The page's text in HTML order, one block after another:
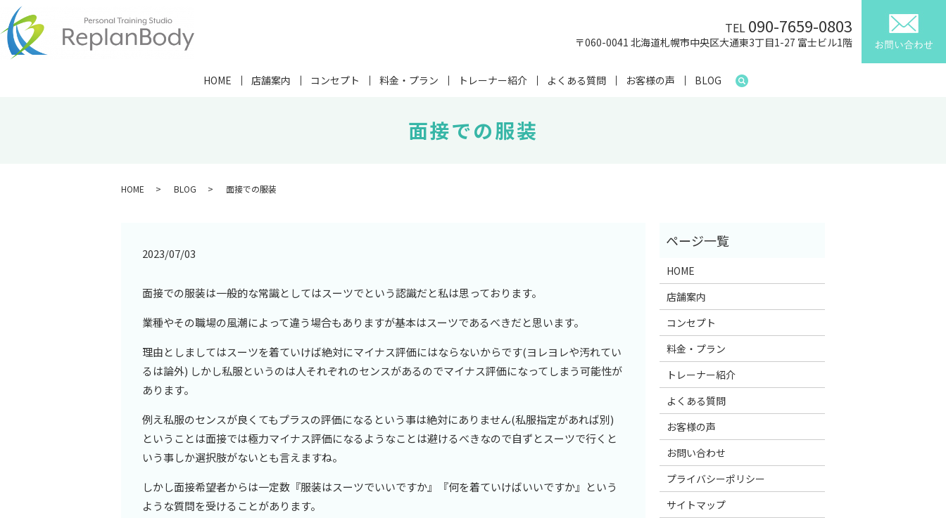
HOME 店舗案内 コンセプト 料金・プラン トレーナー紹介 よくある質問 お客様の声 BLOG
TEL 090-7659-0803
〒060-0041 北海道札幌市中央区大通東3丁目1-27 富士ビル1階
面接での服装
HOME BLOG 面接での服装
2023/07/03
面接での服装は一般的な常識としてはスーツでという認識だと私は思っております。
業種やその職場の風潮によって違う場合もありますが基本はスーツであるべきだと思います。
理由としましてはスーツを着ていけば絶対にマイナス評価にはならないからです(ヨレヨレや汚れてい
るは論外) しかし私服というのは人それぞれのセンスがあるのでマイナス評価になってしまう可能性が
あります。
例え私服のセンスが良くてもプラスの評価になるという事は絶対にありません(私服指定があれば別)
ということは面接では極力マイナス評価になるようなことは避けるべきなので自ずとスーツで行くと
いう事しか選択肢がないとも言えますね。
しかし面接希望者からは一定数『服装はスーツでいいですか』『何を着ていけばいいですか』という
ような質問を受けることがあります。
HOME
店舗案内
コンセプト
料金・プラン
トレーナー紹介
よくある質問
お客様の声
お問い合わせ
プライバシーポリシー
サイトマップ